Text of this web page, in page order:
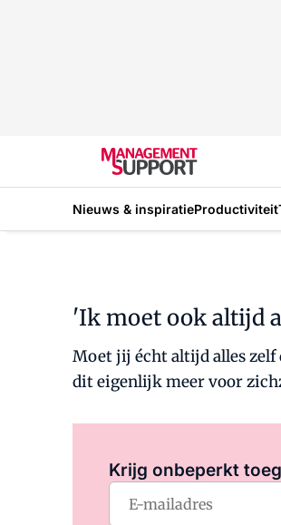
Nieuws & inspiratieProductiviteit
'Ik moet ook altijd
Moet jij écht altijd alles zelf
dit eigenlijk meer voor
Krijg onbeperkt